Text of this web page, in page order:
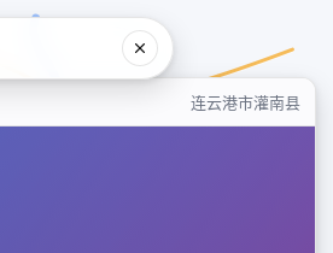
连云港市灌南县